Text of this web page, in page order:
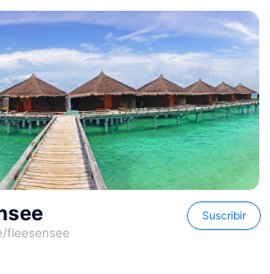
fleesensee
Suscribir